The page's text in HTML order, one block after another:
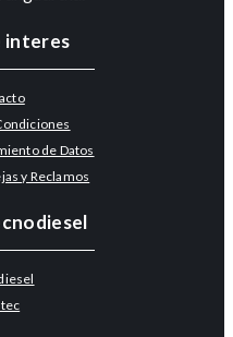
interes
de Datos
y Reclamos